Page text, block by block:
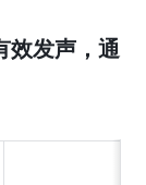
效发声，通